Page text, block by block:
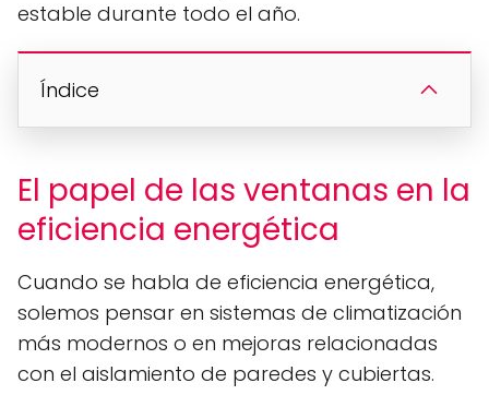
estable durante todo el año.
Índice
El papel de las ventanas en la
eficiencia energética
Cuando se habla de eficiencia energética,
solemos pensar en sistemas de climatización
más modernos o en mejoras relacionadas
con el aislamiento de paredes y cubiertas.